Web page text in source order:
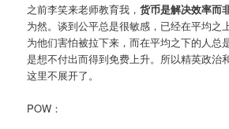
之前李笑来老师教育我，货币是解决效率而
为然。谈到公平总是很敏感，已经在平均之
为他们害怕被拉下来，而在平均之下的人总
是想不付出而得到免费上升。所以精英政治
这里不展开了。
POW：